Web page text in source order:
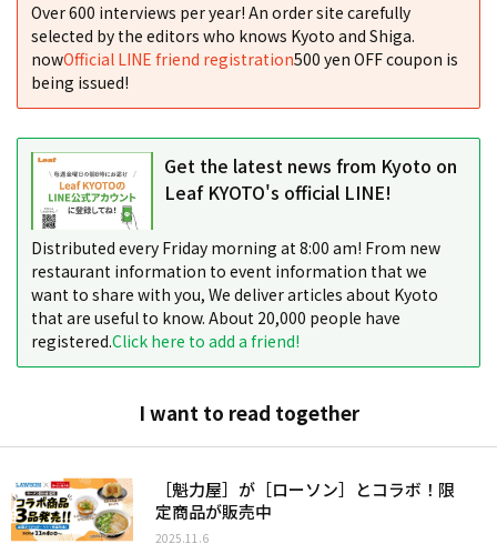
Over 600 interviews per year! An order site carefully
selected by the editors who knows Kyoto and Shiga.
nowOfficial LINE friend registration500 yen OFF coupon is
being issued!
Get the latest news from Kyoto on
Leaf KYOTO's official LINE!
Distributed every Friday morning at 8:00 am! From new
restaurant information to event information that we
want to share with you, We deliver articles about Kyoto
that are useful to know. About 20,000 people have
registered.Click here to add a friend!
I want to read together
［魁力屋］が［ローソン］とコラボ！限
定商品が販売中
2025.11.6